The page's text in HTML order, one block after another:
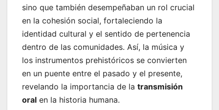
sino que también desempeñaban un rol crucial
en la cohesión social, fortaleciendo la
identidad cultural y el sentido de pertenencia
dentro de las comunidades. Así, la música y
los instrumentos prehistóricos se convierten
en un puente entre el pasado y el presente,
revelando la importancia de la transmisión
oral en la historia humana.